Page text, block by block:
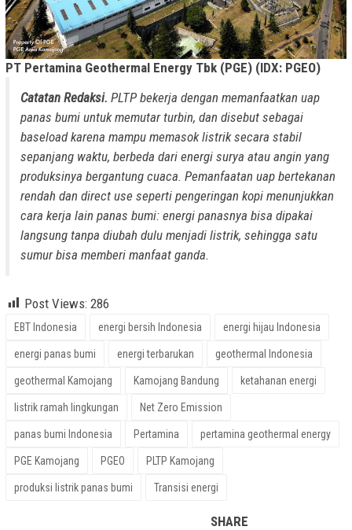
PT Pertamina Geothermal Energy Tbk (PGE) (IDX: PGEO)
Catatan Redaksi. PLTP bekerja dengan memanfaatkan uap
panas bumi untuk memutar turbin, dan disebut sebagai
baseload karena mampu memasok listrik secara stabil
sepanjang waktu, berbeda dari energi surya atau angin yang
produksinya bergantung cuaca. Pemanfaatan uap bertekanan
rendah dan direct use seperti pengeringan kopi menunjukkan
cara kerja lain panas bumi: energi panasnya bisa dipakai
langsung tanpa diubah dulu menjadi listrik, sehingga satu
sumur bisa memberi manfaat ganda.
Post Views: 286
EBT Indonesia energi bersih Indonesia energi hijau Indonesia
energi panas bumi energi terbarukan geothermal Indonesia
geothermal Kamojang Kamojang Bandung ketahanan energi
listrik ramah lingkungan Net Zero Emission
panas bumi Indonesia Pertamina pertamina geothermal energy
PGE Kamojang PGEO PLTP Kamojang
produksi listrik panas bumi Transisi energi
SHARE